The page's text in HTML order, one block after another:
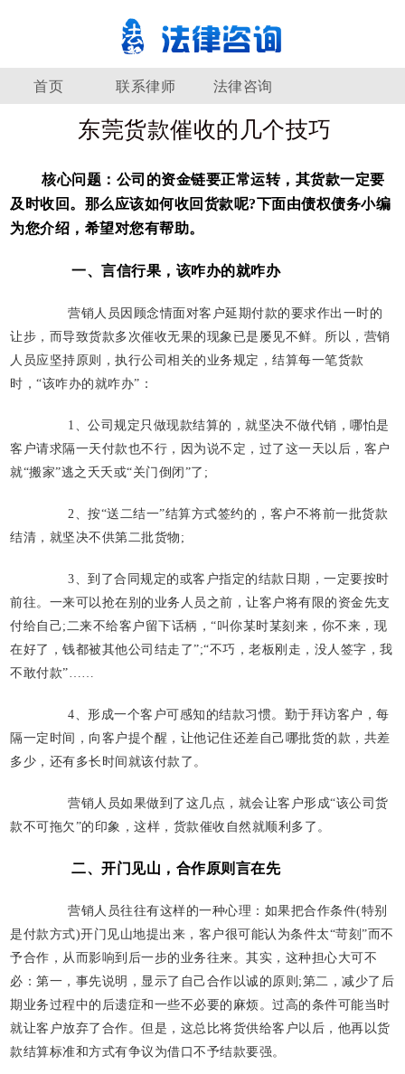
首页 联系律师 法律咨询
东莞货款催收的几个技巧
核心问题：公司的资金链要正常运转，其货款一定要
及时收回。那么应该如何收回货款呢?下面由债权债务小编
为您介绍，希望对您有帮助。
一、言信行果，该咋办的就咋办
营销人员因顾念情面对客户延期付款的要求作出一时的
让步，而导致货款多次催收无果的现象已是屡见不鲜。所以，营销
人员应坚持原则，执行公司相关的业务规定，结算每一笔货款
时，“该咋办的就咋办”：
1、公司规定只做现款结算的，就坚决不做代销，哪怕是
客户请求隔一天付款也不行，因为说不定，过了这一天以后，客户
就“搬家”逃之夭夭或“关门倒闭”了;
2、按“送二结一”结算方式签约的，客户不将前一批货款
结清，就坚决不供第二批货物;
3、到了合同规定的或客户指定的结款日期，一定要按时
前往。一来可以抢在别的业务人员之前，让客户将有限的资金先支
付给自己;二来不给客户留下话柄，“叫你某时某刻来，你不来，现
在好了，钱都被其他公司结走了”;“不巧，老板刚走，没人签字，我
不敢付款”……
4、形成一个客户可感知的结款习惯。勤于拜访客户，每
隔一定时间，向客户提个醒，让他记住还差自己哪批货的款，共差
多少，还有多长时间就该付款了。
营销人员如果做到了这几点，就会让客户形成“该公司货
款不可拖欠”的印象，这样，货款催收自然就顺利多了。
二、开门见山，合作原则言在先
营销人员往往有这样的一种心理：如果把合作条件(特别
是付款方式)开门见山地提出来，客户很可能认为条件太“苛刻”而不
予合作，从而影响到后一步的业务往来。其实，这种担心大可不
必：第一，事先说明，显示了自己合作以诚的原则;第二，减少了后
期业务过程中的后遗症和一些不必要的麻烦。过高的条件可能当时
就让客户放弃了合作。但是，这总比将货供给客户以后，他再以货
款结算标准和方式有争议为借口不予结款要强。